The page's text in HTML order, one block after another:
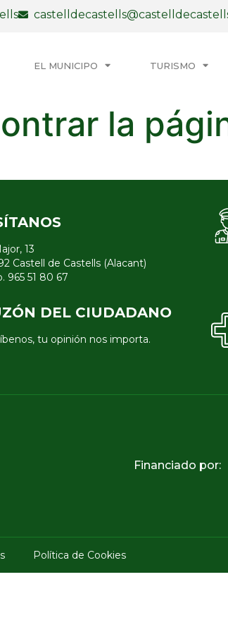
EL MUNICIPO TURISMO
la
13
Castell de Castells (Alacant)
965 51 80 67
DEL CIUDADANO
tu opinión nos importa.
Financiado por:
Política de Cookies